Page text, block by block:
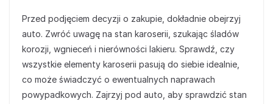
Przed podjęciem decyzji o zakupie, dokładnie obejrzyj
auto. Zwróć uwagę na stan karoserii, szukając śladów
korozji, wgnieceń i nierówności lakieru. Sprawdź, czy
wszystkie elementy karoserii pasują do siebie idealnie,
co może świadczyć o ewentualnych naprawach
powypadkowych. Zajrzyj pod auto, aby sprawdzić stan